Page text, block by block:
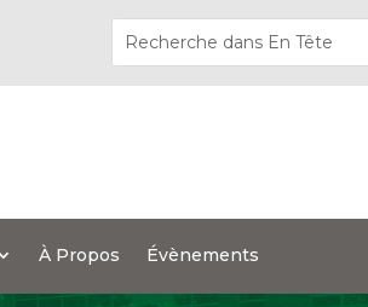
À Propos Évènements